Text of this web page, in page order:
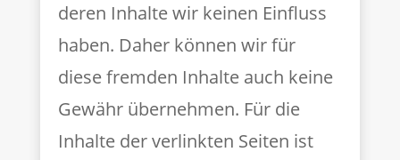
deren Inhalte wir keinen Einfluss
haben. Daher können wir für
diese fremden Inhalte auch keine
Gewähr übernehmen. Für die
Inhalte der verlinkten Seiten ist